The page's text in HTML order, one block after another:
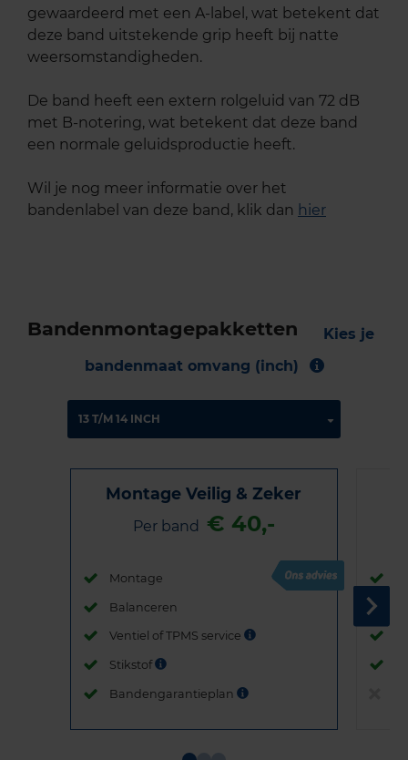
gewaardeerd met een A-label, wat betekent dat
deze band uitstekende grip heeft bij natte
weersomstandigheden.
De band heeft een extern rolgeluid van 72 dB
met B-notering, wat betekent dat deze band
een normale geluidsproductie heeft.
Wil je nog meer informatie over het
bandenlabel van deze band, klik dan hier
Bandenmontagepakketten
Kies je
bandenmaat omvang (inch)
Montage Veilig & Zeker
Per band € 40,-
Montage
Balanceren
Ventiel of TPMS service
Stikstof
Bandengarantieplan